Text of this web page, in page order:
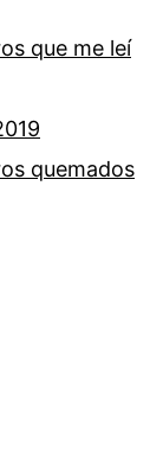
que me leí
quemados